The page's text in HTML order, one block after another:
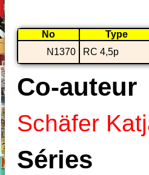
No Type
N1370
RC 4,5p
Co-auteur
Schäfer
Séries